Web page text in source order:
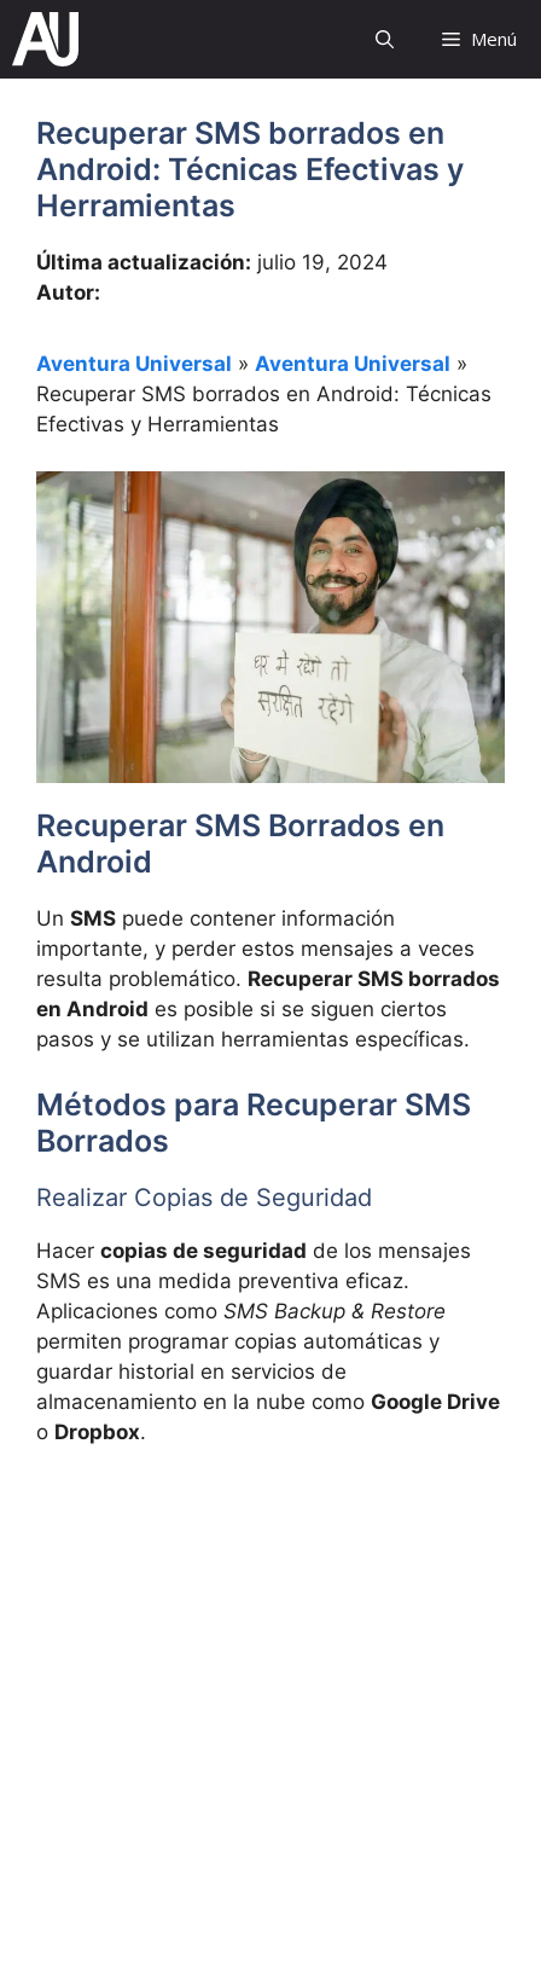
Saltar
contenido
Menú
Recuperar SMS borrados en
Android: Técnicas Efectivas y
Herramientas
Última actualización: julio 19, 2024
Autor:
Aventura Universal » Aventura Universal »
Recuperar SMS borrados en Android: Técnicas
Efectivas y Herramientas
Recuperar SMS Borrados en
Android
Un SMS puede contener información
importante, y perder estos mensajes a veces
resulta problemático. Recuperar SMS borrados
en Android es posible si se siguen ciertos
pasos y se utilizan herramientas específicas.
Métodos para Recuperar SMS
Borrados
Realizar Copias de Seguridad
Hacer copias de seguridad de los mensajes
SMS es una medida preventiva eficaz.
Aplicaciones como SMS Backup & Restore
permiten programar copias automáticas y
guardar historial en servicios de
almacenamiento en la nube como Google Drive
o Dropbox.